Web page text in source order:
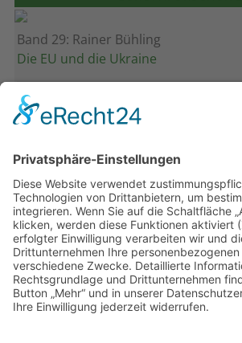
Band 29: Rainer Bühling
Die EU und die Ukraine
Band 28: Andrea Zeller
Eurorettung um jeden Preis?
Band 27: Thomas Jansen
Europa verstehen
Band 26: Andreas Öffner
Die Macht der Interessen
Band 25: Edmund Ratka
Deutschlands Mittelmeerpolitik